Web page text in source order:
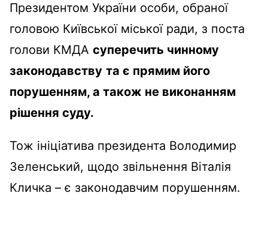
Президентом України особи, обраної
головою Київської міської ради, з поста
голови КМДА суперечить чинному
законодавству та є прямим його
порушенням, а також не виконанням
рішення суду.
Тож ініціатива президента Володимир
Зеленський, щодо звільнення Віталія
Кличка – є законодавчим порушенням.